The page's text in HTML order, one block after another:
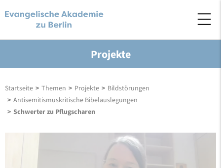
Projekte
Startseite > Themen > Projekte > Bildstörungen
> Antisemitismuskritische Bibelauslegungen
> Schwerter zu Pflugscharen